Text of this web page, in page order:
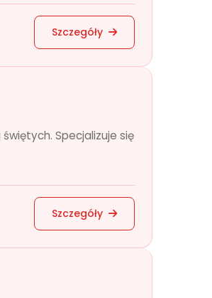
Szczegóły
Specjalizuje się
Szczegóły